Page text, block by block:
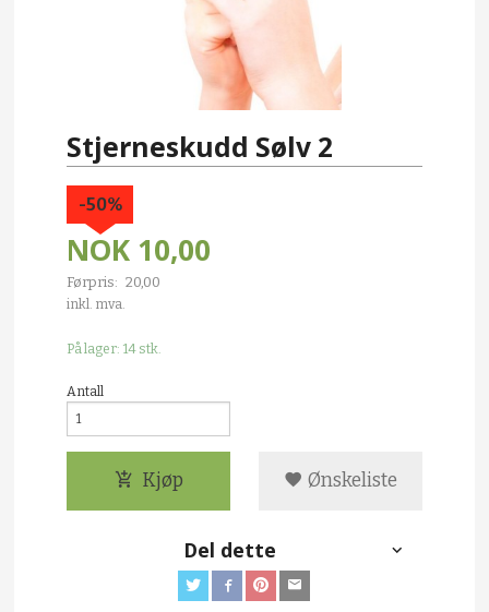
Stjerneskudd Sølv 2
NOK 10,00
Førpris: 20,00
Rabatt
-50%
inkl. mva.
På lager: 14 stk.
Antall
Kjøp Ønskeliste
Del dette